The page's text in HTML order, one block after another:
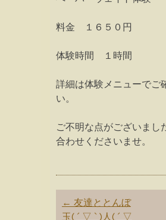
料金 １６５０円
体験時間 １時間
詳細は体験メニューでご
い。
ご不明な点がございまし
合わせくださいませ。
Post
navigation
← 友達ととんぼ
玉( ´ ▽ ` )人( ´ ▽